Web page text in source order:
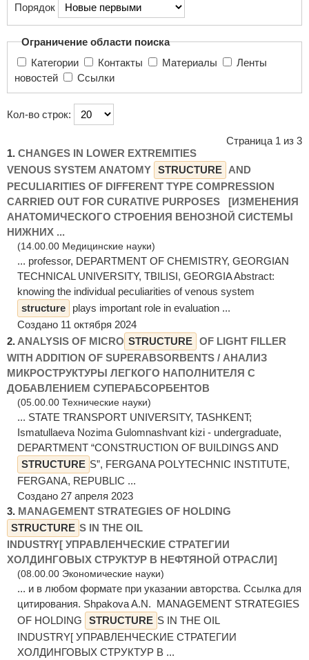
Порядок
Ограничение области поиска
Категории
Контакты Материалы
новостей
Ссылки
Кол-во строк:
Страница 1 из 3
1. CHANGES IN LOWER EXTREMITIES
VENOUS SYSTEM ANATOMY STRUCTURE AND
PECULIARITIES OF DIFFERENT TYPE COMPRESSION
CARRIED OUT FOR CURATIVE PURPOSES [ИЗМЕНЕНИЯ
АНАТОМИЧЕСКОГО СТРОЕНИЯ ВЕНОЗНОЙ СИСТЕМЫ
НИЖНИХ ...
(14.00.00 Медицинские науки)
... professor, DEPARTMENT OF CHEMISTRY, GEORGIAN
TECHNICAL UNIVERSITY, TBILISI, GEORGIA Abstract:
knowing the individual peculiarities of venous system
structure
plays important role in evaluation ...
Создано 11 октября 2024
2. ANALYSIS OF MICRO STRUCTURE OF LIGHT FILLER
WITH ADDITION OF SUPERABSORBENTS / АНАЛИЗ
МИКРОСТРУКТУРЫ ЛЕГКОГО НАПОЛНИТЕЛЯ С
ДОБАВЛЕНИЕМ СУПЕРАБСОРБЕНТОВ
(05.00.00 Технические науки)
... STATE TRANSPORT UNIVERSITY, TASHKENT;
Ismatullaeva Nozima Gulomnashvant kizi - undergraduate,
DEPARTMENT “CONSTRUCTION OF BUILDINGS AND
STRUCTURE S”, FERGANA POLYTECHNIC INSTITUTE,
FERGANA, REPUBLIC ...
Создано 27 апреля 2023
3. MANAGEMENT STRATEGIES OF HOLDING
STRUCTURE S IN THE OIL
INDUSTRY[ УПРАВЛЕНЧЕСКИЕ СТРАТЕГИИ
ХОЛДИНГОВЫХ СТРУКТУР В НЕФТЯНОЙ ОТРАСЛИ]
(08.00.00 Экономические науки)
... и в любом формате при указании авторства. Ссылка для
цитирования. Shpakova A.N. MANAGEMENT STRATEGIES
OF HOLDING
STRUCTURE S IN THE OIL
INDUSTRY[ УПРАВЛЕНЧЕСКИЕ СТРАТЕГИИ
ХОЛДИНГОВЫХ СТРУКТУР В ...